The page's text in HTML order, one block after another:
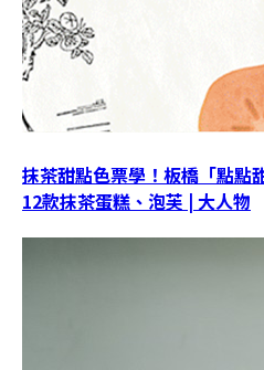
抹茶甜點色票學！板橋「點點
12款抹茶蛋糕、泡芙 | 大人物